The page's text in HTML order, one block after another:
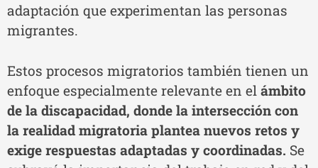
adaptación que experimentan las personas
migrantes.
Estos procesos migratorios también tienen un
enfoque especialmente relevante en el ámbito
de la discapacidad, donde la intersección con
la realidad migratoria plantea nuevos retos y
exige respuestas adaptadas y coordinadas. Se